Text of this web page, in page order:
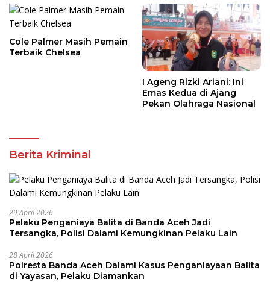
Cole Palmer Masih Pemain
Terbaik Chelsea
I Ageng Rizki Ariani: Ini
Emas Kedua di Ajang
Pekan Olahraga Nasional
Berita Kriminal
29 April 2026
Pelaku Penganiaya Balita di Banda Aceh Jadi
Tersangka, Polisi Dalami Kemungkinan Pelaku Lain
28 April 2026
Polresta Banda Aceh Dalami Kasus Penganiayaan Balita
di Yayasan, Pelaku Diamankan